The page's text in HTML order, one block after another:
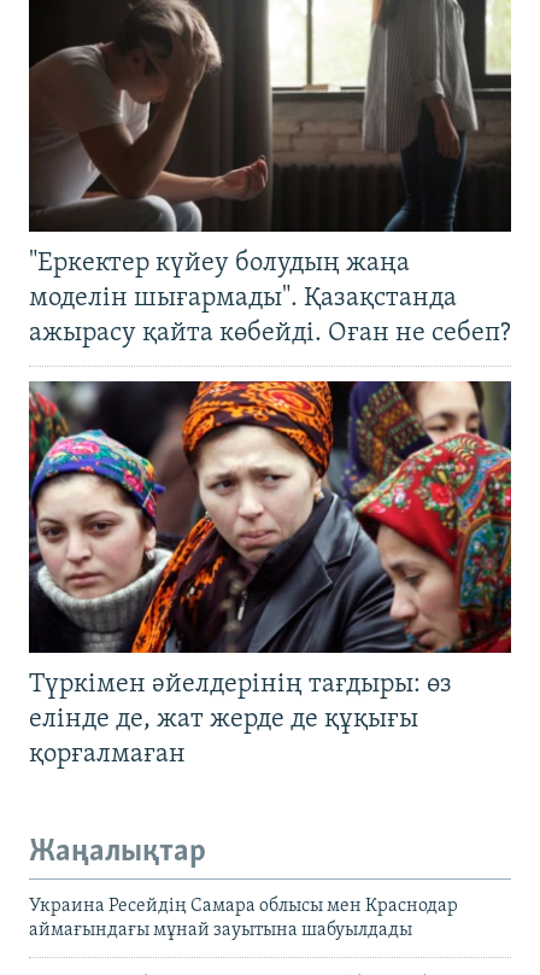
"Еркектер күйеу болудың жаңа
моделін шығармады". Қазақстанда
ажырасу қайта көбейді. Оған не себеп?
Түркімен әйелдерінің тағдыры: өз
елінде де, жат жерде де құқығы
қорғалмаған
Жаңалықтар
Украина Ресейдің Самара облысы мен Краснодар
аймағындағы мұнай зауытына шабуылдады